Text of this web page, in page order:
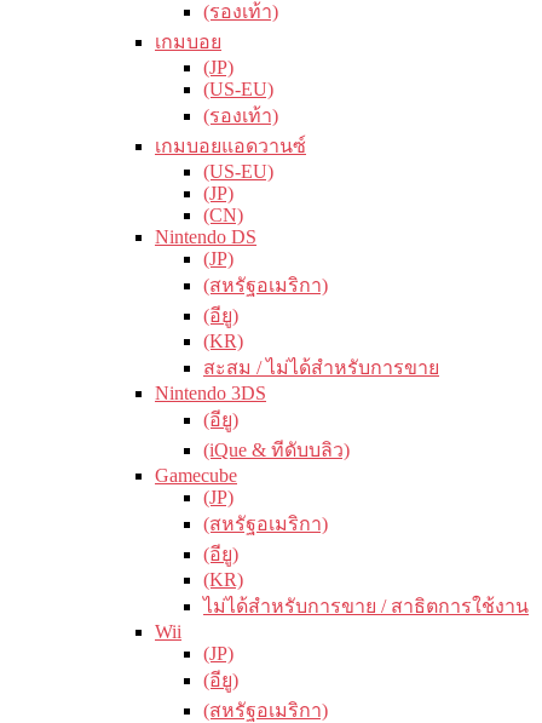
(รองเท้า)
เกมบอย
(JP)
(US-EU)
(รองเท้า)
เกมบอยแอดวานซ์
(US-EU)
(JP)
(CN)
Nintendo DS
(JP)
(สหรัฐอเมริกา)
(อียู)
(KR)
สะสม / ไม่ได้สำหรับการขาย
Nintendo 3DS
(อียู)
(iQue & ทีดับบลิว)
Gamecube
(JP)
(สหรัฐอเมริกา)
(อียู)
(KR)
ไม่ได้สำหรับการขาย / สาธิตการใช้งาน
Wii
(JP)
(อียู)
(สหรัฐอเมริกา)